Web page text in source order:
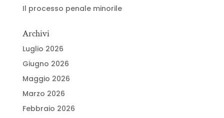
Il processo penale minorile
Archivi
Luglio 2026
Giugno 2026
Maggio 2026
Marzo 2026
Febbraio 2026